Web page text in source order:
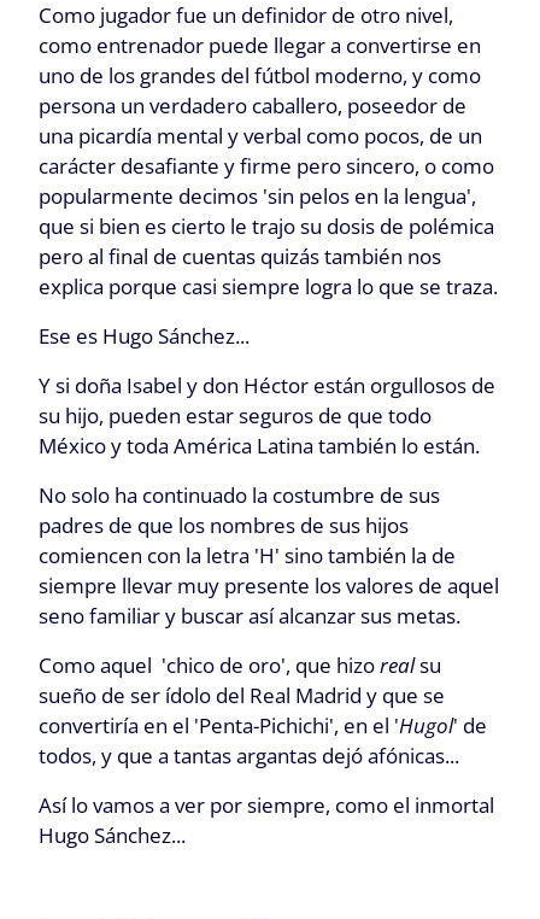
Como jugador fue un definidor de otro nivel,
como entrenador puede llegar a convertirse en
uno de los grandes del fútbol moderno, y como
persona un verdadero caballero, poseedor de
una picardía mental y verbal como pocos, de un
carácter desafiante y firme pero sincero, o como
popularmente decimos 'sin pelos en la lengua',
que si bien es cierto le trajo su dosis de polémica
pero al final de cuentas quizás también nos
explica porque casi siempre logra lo que se traza.
Ese es Hugo Sánchez...
Y si doña Isabel y don Héctor están orgullosos de
su hijo, pueden estar seguros de que todo
México y toda América Latina también lo están.
No solo ha continuado la costumbre de sus
padres de que los nombres de sus hijos
comiencen con la letra 'H' sino también la de
siempre llevar muy presente los valores de aquel
seno familiar y buscar así alcanzar sus metas.
Como aquel 'chico de oro', que hizorealsu
sueño de ser ídolo del Real Madrid y que se
convertiría en el 'Penta-Pichichi', en el 'Hugol' de
todos, y que a tantas argantas dejó afónicas...
Así lo vamos a ver por siempre, como el inmortal
Hugo Sánchez...